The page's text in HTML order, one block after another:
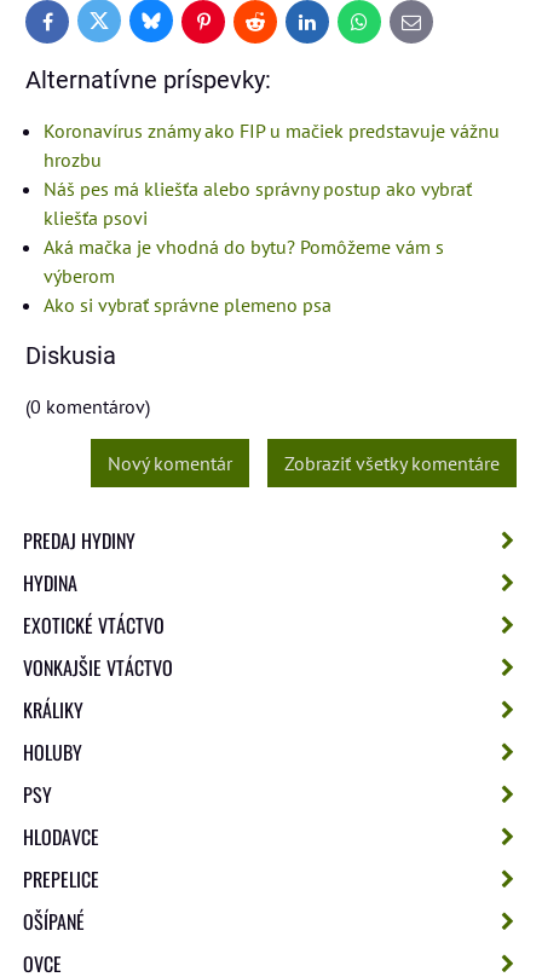
FacebookTwitter BlueskyPinterestReddit LinkedInWhatsApp
E-
mail
Alternatívne príspevky:
Koronavírus známy ako FIP u mačiek predstavuje vážnu
hrozbu
Náš pes má kliešťa alebo správny postup ako vybrať
kliešťa psovi
Aká mačka je vhodná do bytu? Pomôžeme vám s
výberom
Ako si vybrať správne plemeno psa
Diskusia
(0 komentárov)
Zobraziť všetky komentáre
Nový komentár
PREDAJ HYDINY
HYDINA
EXOTICKÉ VTÁCTVO
VONKAJŠIE VTÁCTVO
KRÁLIKY
HOLUBY
PSY
HLODAVCE
PREPELICE
OŠÍPANÉ
OVCE